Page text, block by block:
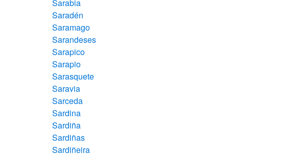
Sarabia
Saradén
Saramago
Sarandeses
Sarapico
Sarapio
Sarasquete
Saravia
Sarceda
Sardina
Sardiña
Sardiñas
Sardiñeira